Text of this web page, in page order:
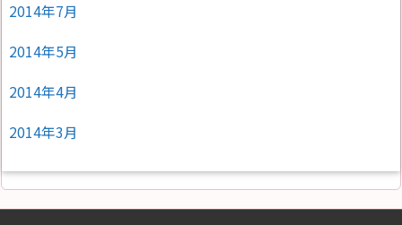
2014年7月
2014年5月
2014年4月
2014年3月